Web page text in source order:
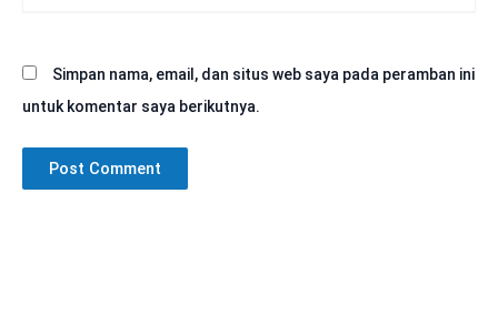
Simpan nama, email, dan situs web saya pada peramban ini
untuk komentar saya berikutnya.